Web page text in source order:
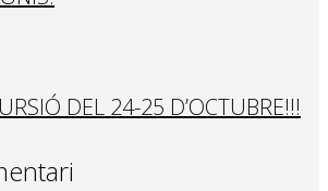
DEL 24-25 D’OCTUBRE!!!